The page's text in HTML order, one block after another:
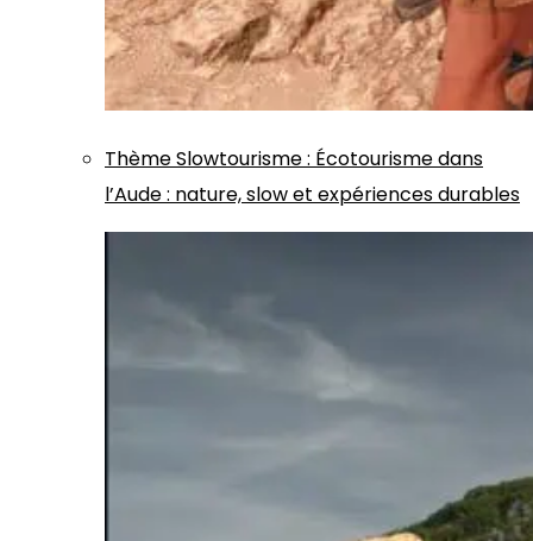
ThèmeSlowtourisme: Écotourisme dans
l’Aude : nature, slow et expériences durables